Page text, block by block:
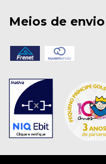
Meios de envio